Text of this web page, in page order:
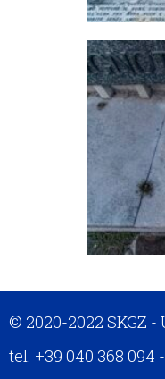
© 2020-2022 SKGZ -
tel. +39 040 368 094